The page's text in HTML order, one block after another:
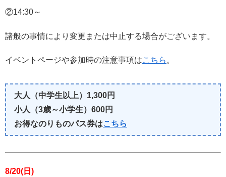
②14:30～
諸般の事情により変更または中止する場合がございます。
イベントページや参加時の注意事項はこちら 。
大人（中学生以上）1,300円
小人（3歳～小学生）600円
お得なのりものパス券はこちら
8/20(日)